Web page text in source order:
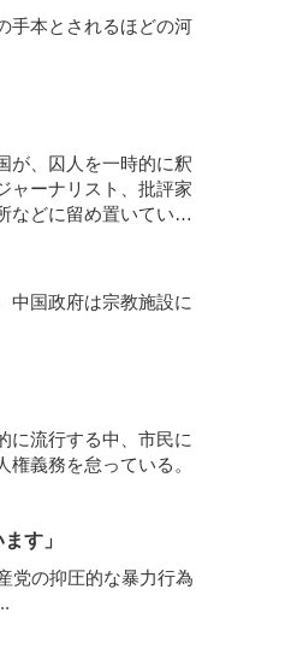
手本とされるほどの河
が、囚人を一時的に釈
ャーナリスト、批評家
などに留め置いてい
中国政府は宗教施設に
に流行する中、市民に
義務を怠っている。
す」
党の抑圧的な暴力行為